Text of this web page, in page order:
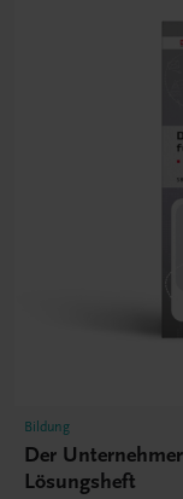
Bildung
Der
Lösungsheft